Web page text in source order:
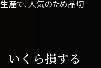
産で、人気のため品切
いくら損する